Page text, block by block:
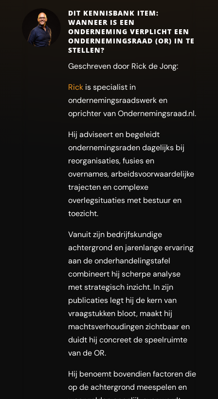
DIT KENNISBANK ITEM:
WANNEER IS EEN
ONDERNEMING VERPLICHT EEN
ONDERNEMINGSRAAD (OR) IN TE
STELLEN?
Geschreven door Rick de Jong:
Rickis specialist in
ondernemingsraadswerk en
oprichter van Ondernemingsraad.nl.
Hij adviseert en begeleidt
ondernemingsraden dagelijks bij
reorganisaties, fusies en
overnames, arbeidsvoorwaardelijke
trajecten en complexe
overlegsituaties met bestuur en
toezicht.
Vanuit zijn bedrijfskundige
achtergrond en jarenlange ervaring
aan de onderhandelingstafel
combineert hij scherpe analyse
met strategisch inzicht. In zijn
publicaties legt hij de kern van
vraagstukken bloot, maakt hij
machtsverhoudingen zichtbaar en
duidt hij concreet de speelruimte
van de OR.
Hij benoemt bovendien factoren die
op de achtergrond meespelen en